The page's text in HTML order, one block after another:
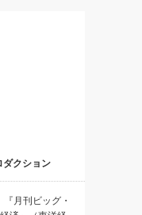
ダクション
月刊ビッグ・